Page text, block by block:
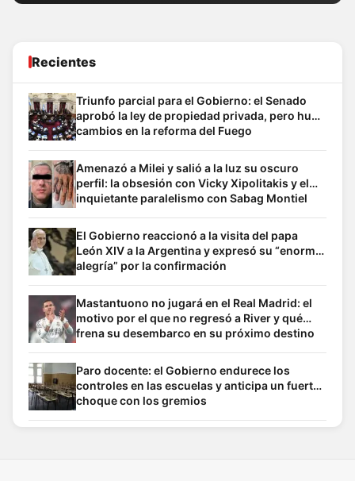
Recientes
Triunfo parcial para el Gobierno: el Senado
aprobó la ley de propiedad privada, pero hubo
cambios en la reforma del Fuego
Amenazó a Milei y salió a la luz su oscuro
perfil: la obsesión con Vicky Xipolitakis y el
inquietante paralelismo con Sabag Montiel
El Gobierno reaccionó a la visita del papa
León XIV a la Argentina y expresó su “enorme
alegría” por la confirmación
Mastantuono no jugará en el Real Madrid: el
motivo por el que no regresó a River y qué
frena su desembarco en su próximo destino
Paro docente: el Gobierno endurece los
controles en las escuelas y anticipa un fuerte
choque con los gremios